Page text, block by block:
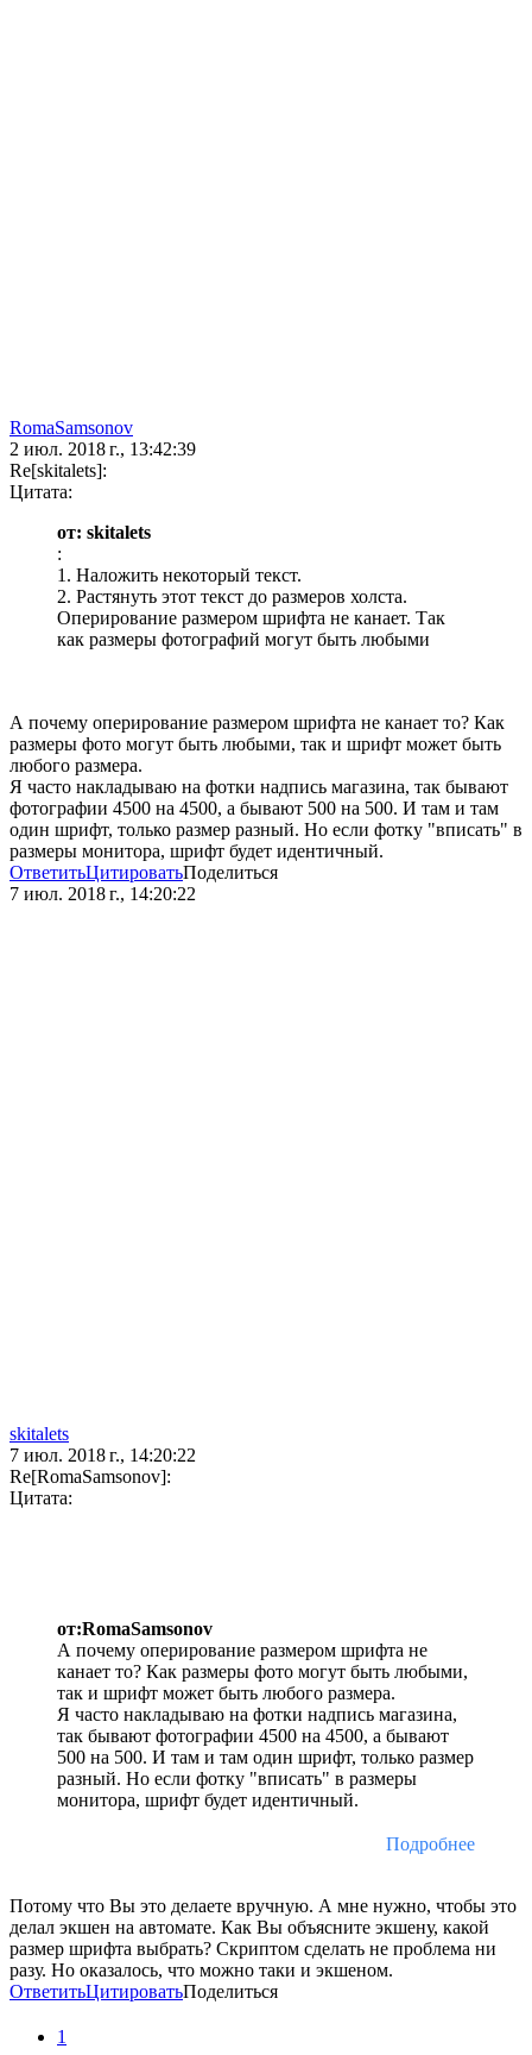
RomaSamsonov
2 июл. 2018 г., 13:42:39
Re[skitalets]:
Цитата:
от: skitalets
:
1. Наложить некоторый текст.
2. Растянуть этот текст до размеров холста.
Оперирование размером шрифта не канает. Так
как размеры фотографий могут быть любыми
А почему оперирование размером шрифта не канает то? Как
размеры фото могут быть любыми, так и шрифт может быть
любого размера.
Я часто накладываю на фотки надпись магазина, так бывают
фотографии 4500 на 4500, а бывают 500 на 500. И там и там
один шрифт, только размер разный. Но если фотку "вписать" в
размеры монитора, шрифт будет идентичный.
ОтветитьЦитироватьПоделиться
7 июл. 2018 г., 14:20:22
skitalets
7 июл. 2018 г., 14:20:22
Re[RomaSamsonov]:
Цитата:
от:RomaSamsonov
А почему оперирование размером шрифта не
канает то? Как размеры фото могут быть любыми,
так и шрифт может быть любого размера.
Я часто накладываю на фотки надпись магазина,
так бывают фотографии 4500 на 4500, а бывают
500 на 500. И там и там один шрифт, только размер
разный. Но если фотку "вписать" в размеры
монитора, шрифт будет идентичный.
Подробнее
Потому что Вы это делаете вручную. А мне нужно, чтобы это
делал экшен на автомате. Как Вы объясните экшену, какой
размер шрифта выбрать? Скриптом сделать не проблема ни
разу. Но оказалось, что можно таки и экшеном.
ОтветитьЦитироватьПоделиться
1